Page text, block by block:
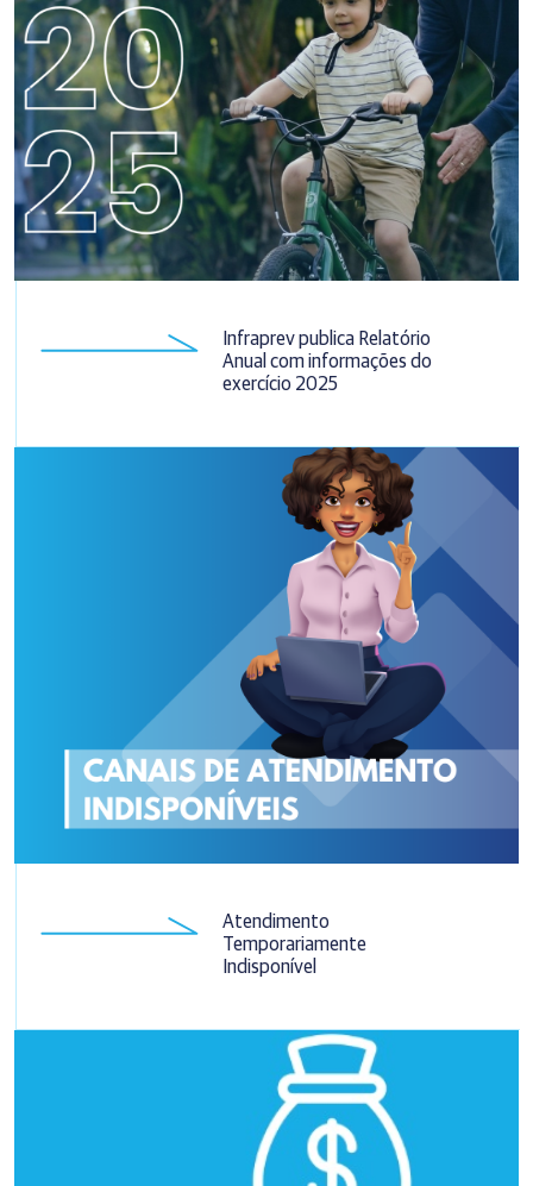
Infraprev publica Relatório
Anual com informações do
exercício 2025
Atendimento
Temporariamente
Indisponível